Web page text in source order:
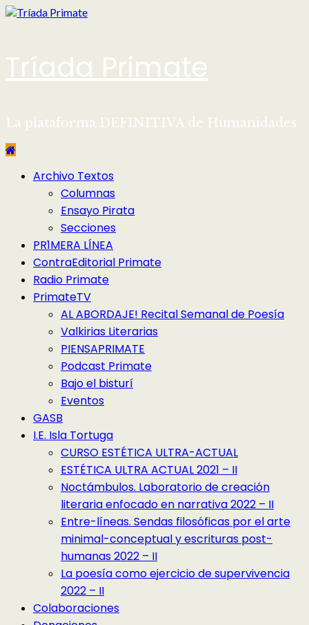
Saltar
Tríada Primate
La plataforma DEFINITIVA de Humanidades
Menú Archivo Textos
Columnas
Ensayo Pirata
Secciones
PR1MERA LÍNEA
ContraEditorial Primate
Radio Primate
PrimateTV
AL ABORDAJE! Recital Semanal de Poesía
Valkirias Literarias
PIENSAPRIMATE
Podcast Primate
Bajo el bisturí
Eventos
GASB
I.E. Isla Tortuga
CURSO ESTÉTICA ULTRA-ACTUAL
ESTÉTICA ULTRA ACTUAL 2021 – II
Noctámbulos. Laboratorio de creación
literaria enfocado en narrativa 2022 – II
Entre-líneas. Sendas filosóficas por el arte
minimal-conceptual y escrituras post-
humanas 2022 – II
La poesía como ejercicio de supervivencia
2022 – II
Colaboraciones